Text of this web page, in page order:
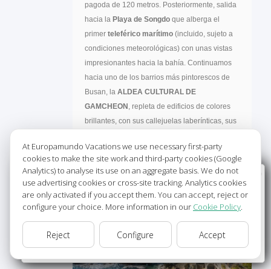
pagoda de 120 metros. Posteriormente, salida
hacia la Playa de Songdo que alberga el
primer teleférico marítimo (incluido, sujeto a
condiciones meteorológicas) con unas vistas
impresionantes hacia la bahía. Continuamos
hacia uno de los barrios más pintorescos de
Busan, la ALDEA CULTURAL DE
GAMCHEON , repleta de edificios de colores
brillantes, con sus callejuelas laberínticas, sus
hermosas cafeterías. Regreso a Busan.
Wellcome to Europamundo Vacations, your in the
international site of:
Bienvenido a Europamundo Vacaciones, está usted en el
sitio internacional de:
USA(en) change/cambiar
At Europamundo Vacations we use necessary first-party
cookies to make the site work and third-party cookies (Google
Analytics) to analyse its use on an aggregate basis. We do not
use advertising cookies or cross-site tracking. Analytics cookies
are only activated if you accept them. You can accept, reject or
configure your choice. More information in our Cookie Policy.
Reject Configure Accept